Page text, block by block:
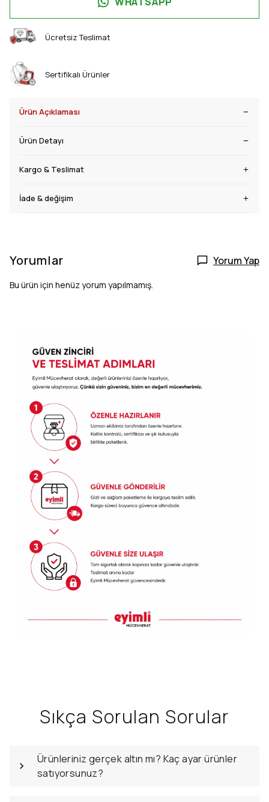
Ücretsiz Teslimat
Sertifikalı Ürünler
Ürün Açıklaması
Ürün Detayı
Kargo & Teslimat
İade & değişim
Yorumlar Yorum Yap
Bu ürün için henüz yorum yapılmamış.
Sıkça Sorulan Sorular
Ürünleriniz gerçek altın mı? Kaç ayar ürünler
satıyorsunuz?